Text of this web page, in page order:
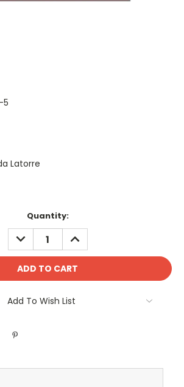
5
Latorre
Quantity:
DECREASE
QUANTITY:
INCREASE
QUANTITY:
Add To Wish List